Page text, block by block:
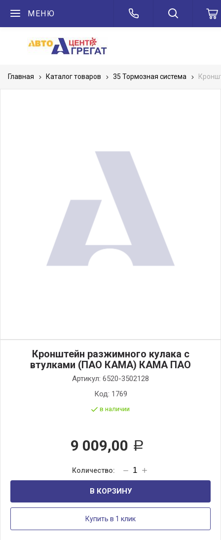
МЕНЮ
Главная Каталог товаров 35 Тормозная система
Кронштейн разжимного кулака с
втулками (ПАО КАМА) КАМА ПАО
Артикул: 6520-3502128
Код: 1769
в наличии
9 009,00 Р
В КОРЗИНУ
Купить в 1 клик